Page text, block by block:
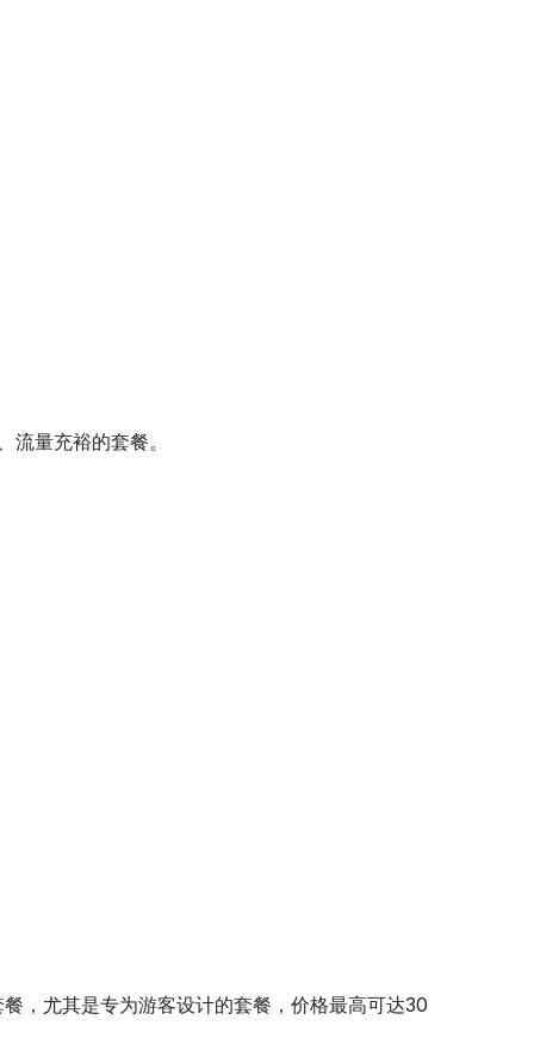
量充裕的套餐。
，尤其是专为游客设计的套餐，价格最高可达30